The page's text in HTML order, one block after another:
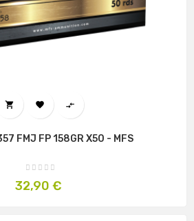
  
FMJ FP 158GR X50 - MFS
Prix
32,90 €